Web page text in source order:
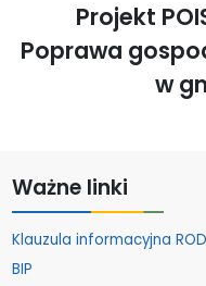
Projekt
Poprawa
w
Ważne linki
Klauzula informacyjna
BIP